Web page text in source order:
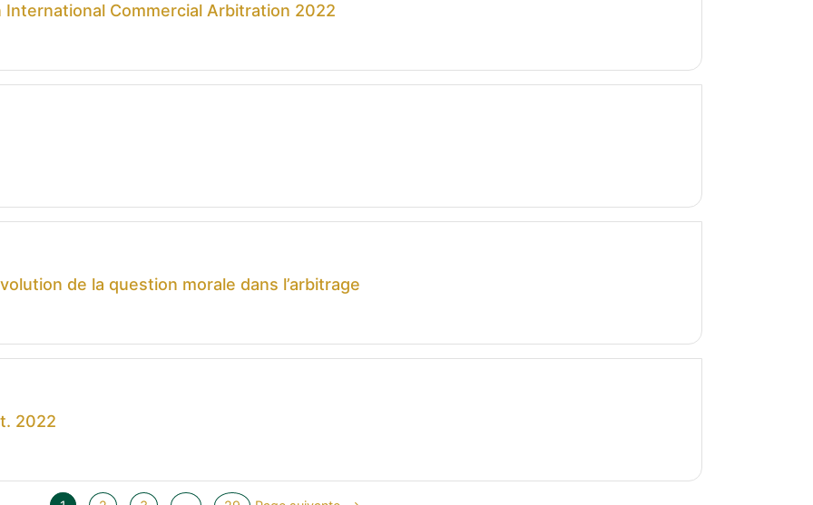
Commercial Arbitration 2022
de la question morale dans l’arbitrage
2022